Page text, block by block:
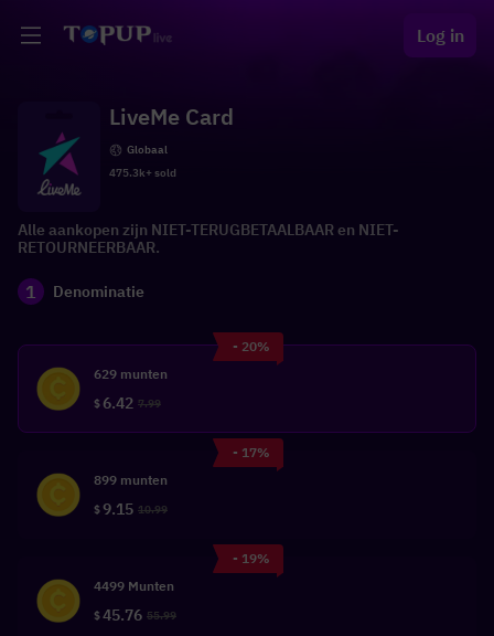
Log in
LiveMe Card
Globaal
475.3k+ sold
Alle aankopen zijn NIET-TERUGBETAALBAAR en NIET-
RETOURNEERBAAR.
1 Denominatie
- 20%
629 munten
$ 6.42 7.99
- 17%
899 munten
$9.15 10.99
- 19%
4499 Munten
$45.76 55.99